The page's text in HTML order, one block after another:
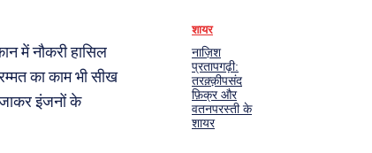
में नौकरी हासिल
का काम भी सीख
जाकर इंजनों के
शायर
नाज़िश
प्रतापगढ़ी:
तरक़्क़ीपसंद
फ़िक्र और
वतनपरस्ती के
शायर